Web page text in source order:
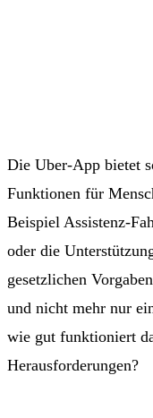
Die Uber-App bietet
Funktionen für
Beispiel Assistenz-
oder die
gesetzlichen
und nicht mehr nur
wie gut funktioniert
Herausforderungen?